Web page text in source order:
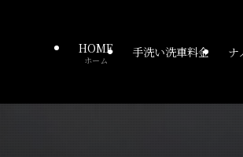
HOME
ホーム
手洗い洗車料金 ナ